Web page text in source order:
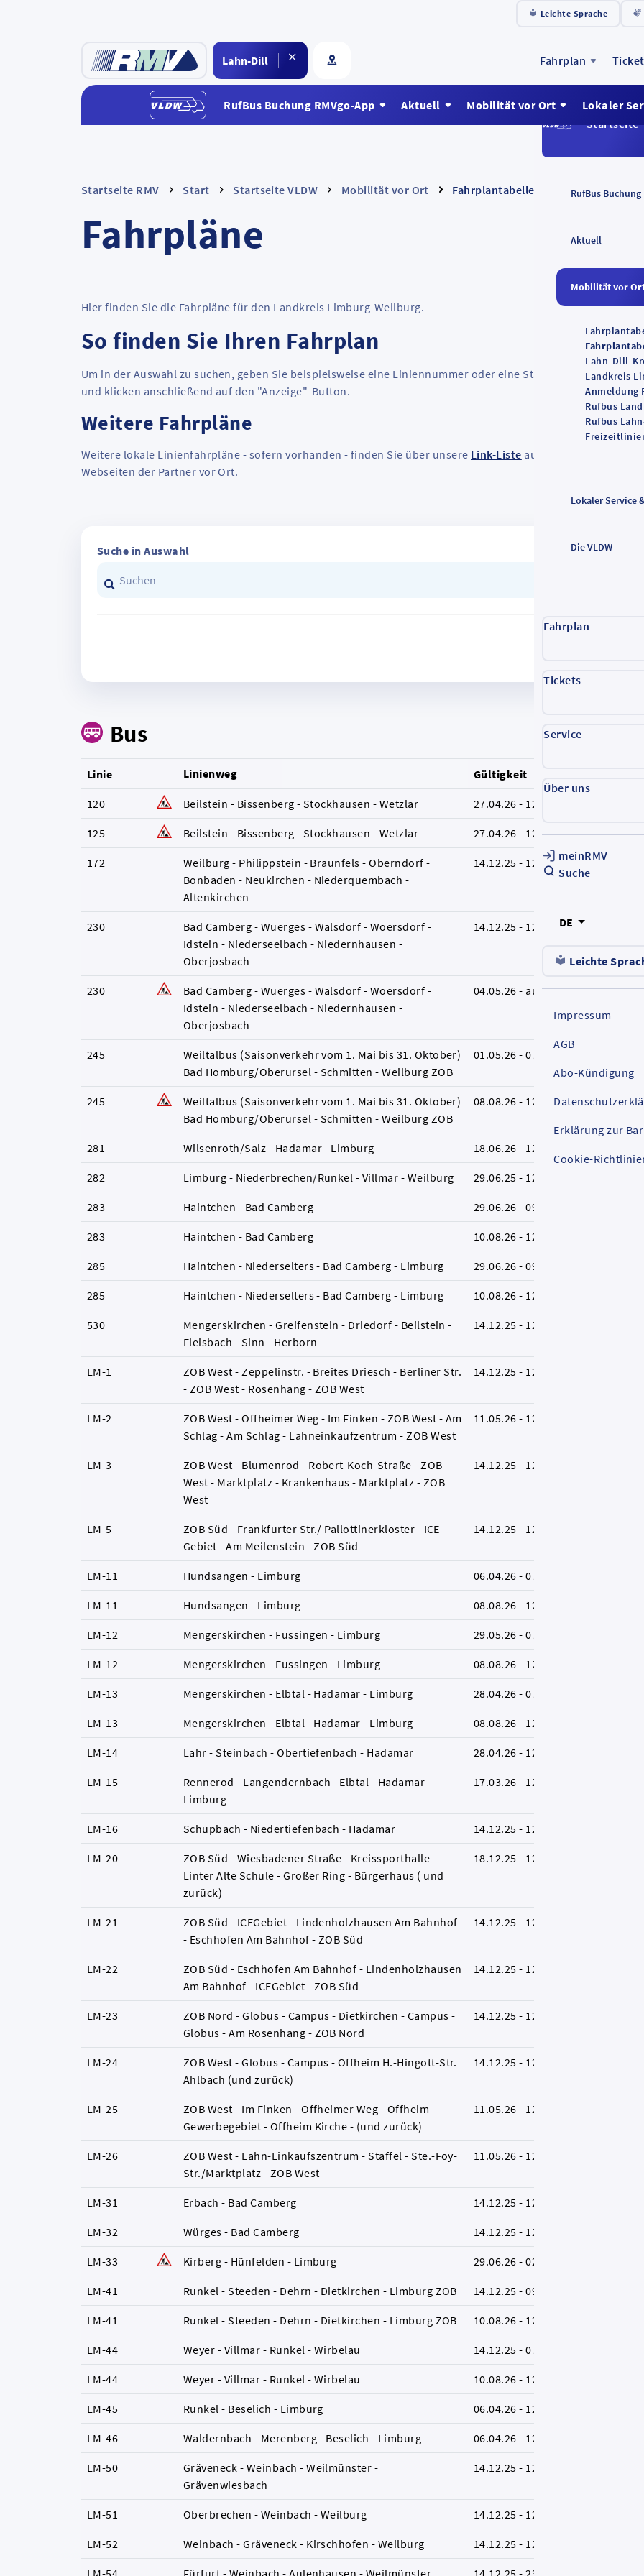
Leichte Sprache
Startseite
RufBus Buchung
Aktuell
Mobilität vor
Lahn-Dill-
Landkreis
Anmeldung
Rufbus
Rufbus
Lokaler Service
Die VLDW
Fahrplan
Tickets
Service
Über uns
meinRMV
Suche
DE
Leichte
Impressum
AGB
Abo-Kündigung
Erklärung zur
Cookie-
Fahrplan
RufBus Buchung RMVgo-App Aktuell Mobilität vor Ort Lokaler
Startseite RMV Start Startseite VLDW Mobilität vor Ort Fahrplantabellen Limburg-Weilburg
Fahrpläne
Hier finden Sie die Fahrpläne für den Landkreis Limburg-Weilburg.
So finden Sie Ihren Fahrplan
Um in der Auswahl zu suchen, geben Sie beispielsweise eine Liniennummer oder eine Stadt in das Suchfeld
und klicken anschließend auf den "Anzeige"-Button.
Weitere Fahrpläne
Weitere lokale Linienfahrpläne - sofern vorhanden - finden Sie über unsere Link-Liste auf den jeweiligen
Webseiten der Partner vor Ort.
Suche in Auswahl
Bus
Linie Linienweg Gültigkeit
120 Beilstein - Bissenberg - Stockhausen - Wetzlar 27.04.26 - 12.12.26
125 Beilstein - Bissenberg - Stockhausen - Wetzlar 27.04.26 - 12.12.26
172
Weilburg - Philippstein - Braunfels - Oberndorf -
Bonbaden - Neukirchen - Niederquembach -
Altenkirchen
14.12.25 - 12.12.26
230
Bad Camberg - Wuerges - Walsdorf - Woersdorf -
Idstein - Niederseelbach - Niedernhausen -
Oberjosbach
14.12.25 - 12.12.26
230
Bad Camberg - Wuerges - Walsdorf - Woersdorf -
Idstein - Niederseelbach - Niedernhausen -
Oberjosbach
04.05.26 - auf Weiteres
245
Weiltalbus (Saisonverkehr vom 1. Mai bis 31. Oktober)
Bad Homburg/Oberursel - Schmitten - Weilburg ZOB
01.05.26 - 07.08.26
245
Weiltalbus (Saisonverkehr vom 1. Mai bis 31. Oktober)
Bad Homburg/Oberursel - Schmitten - Weilburg ZOB
08.08.26 - 12.12.26
281 Wilsenroth/Salz - Hadamar - Limburg 18.06.26 - 12.12.26
282 Limburg - Niederbrechen/Runkel - Villmar - Weilburg 29.06.25 - 12.12.26
283 Haintchen - Bad Camberg 29.06.26 - 09.08.26
283 Haintchen - Bad Camberg 10.08.26 - 12.12.26
285 Haintchen - Niederselters - Bad Camberg - Limburg 29.06.26 - 09.08.26
285 Haintchen - Niederselters - Bad Camberg - Limburg 10.08.26 - 12.12.26
530
Mengerskirchen - Greifenstein - Driedorf - Beilstein -
Fleisbach - Sinn - Herborn
14.12.25 - 12.12.26
LM-1
ZOB West - Zeppelinstr. - Breites Driesch - Berliner Str.
- ZOB West - Rosenhang - ZOB West
14.12.25 - 12.12.26
LM-2
ZOB West - Offheimer Weg - Im Finken - ZOB West - Am
Schlag - Am Schlag - Lahneinkaufzentrum - ZOB West
11.05.26 - 12.12.26
LM-3
ZOB West - Blumenrod - Robert-Koch-Straße - ZOB
West - Marktplatz - Krankenhaus - Marktplatz - ZOB
West
14.12.25 - 12.12.26
LM-5
ZOB Süd - Frankfurter Str./ Pallottinerkloster - ICE-
Gebiet - Am Meilenstein - ZOB Süd
14.12.25 - 12.12.26
LM-11 Hundsangen - Limburg 06.04.26 - 07.08.26
LM-11 Hundsangen - Limburg 08.08.26 - 12.12.26
LM-12 Mengerskirchen - Fussingen - Limburg 29.05.26 - 07.08.26
LM-12 Mengerskirchen - Fussingen - Limburg 08.08.26 - 12.12.26
LM-13 Mengerskirchen - Elbtal - Hadamar - Limburg 28.04.26 - 07.08.26
LM-13 Mengerskirchen - Elbtal - Hadamar - Limburg 08.08.26 - 12.12.26
LM-14 Lahr - Steinbach - Obertiefenbach - Hadamar 28.04.26 - 12.12.26
LM-15
Rennerod - Langendernbach - Elbtal - Hadamar -
Limburg
17.03.26 - 12.12.26
LM-16 Schupbach - Niedertiefenbach - Hadamar 14.12.25 - 12.12.26
LM-20
ZOB Süd - Wiesbadener Straße - Kreissporthalle -
Linter Alte Schule - Großer Ring - Bürgerhaus ( und
zurück)
18.12.25 - 12.12.26
LM-21
ZOB Süd - ICEGebiet - Lindenholzhausen Am Bahnhof
- Eschhofen Am Bahnhof - ZOB Süd
14.12.25 - 12.12.26
LM-22
ZOB Süd - Eschhofen Am Bahnhof - Lindenholzhausen
Am Bahnhof - ICEGebiet - ZOB Süd
14.12.25 - 12.12.26
LM-23
ZOB Nord - Globus - Campus - Dietkirchen - Campus -
Globus - Am Rosenhang - ZOB Nord
14.12.25 - 12.12.26
LM-24
ZOB West - Globus - Campus - Offheim H.-Hingott-Str.
Ahlbach (und zurück)
14.12.25 - 12.12.26
LM-25
ZOB West - Im Finken - Offheimer Weg - Offheim
Gewerbegebiet - Offheim Kirche - (und zurück)
11.05.26 - 12.12.26
LM-26
ZOB West - Lahn-Einkaufszentrum - Staffel - Ste.-Foy-
Str./Marktplatz - ZOB West
11.05.26 - 12.12.26
LM-31 Erbach - Bad Camberg 14.12.25 - 12.12.26
LM-32 Würges - Bad Camberg 14.12.25 - 12.12.26
LM-33 Kirberg - Hünfelden - Limburg 29.06.26 - 02.10.26
LM-41 Runkel - Steeden - Dehrn - Dietkirchen - Limburg ZOB 14.12.25 - 09.08.26
LM-41 Runkel - Steeden - Dehrn - Dietkirchen - Limburg ZOB 10.08.26 - 12.12.26
LM-44 Weyer - Villmar - Runkel - Wirbelau 14.12.25 - 07.08.26
LM-44 Weyer - Villmar - Runkel - Wirbelau 10.08.26 - 12.12.26
LM-45 Runkel - Beselich - Limburg 06.04.26 - 12.12.26
LM-46 Waldernbach - Merenberg - Beselich - Limburg 06.04.26 - 12.12.26
LM-50
Gräveneck - Weinbach - Weilmünster -
Grävenwiesbach
14.12.25 - 12.12.26
LM-51 Oberbrechen - Weinbach - Weilburg 14.12.25 - 12.12.26
LM-52 Weinbach - Gräveneck - Kirschhofen - Weilburg 14.12.25 - 12.12.26
LM-54 Fürfurt - Weinbach - Aulenhausen - Weilmünster 14.12.25 - 23.08.26